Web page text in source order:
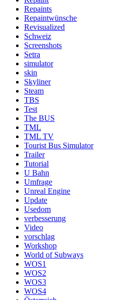
Repaints
Repaintwünsche
Revisualized
Schweiz
Screenshots
Setra
simulator
skin
Skyliner
Steam
TBS
Test
The BUS
TML
TML TV
Tourist Bus Simulator
Trailer
Tutorial
U Bahn
Umfrage
Unreal Engine
Update
Usedom
verbesserung
Video
vorschlag
Workshop
World of Subways
WOS1
WOS2
WOS3
WOS4